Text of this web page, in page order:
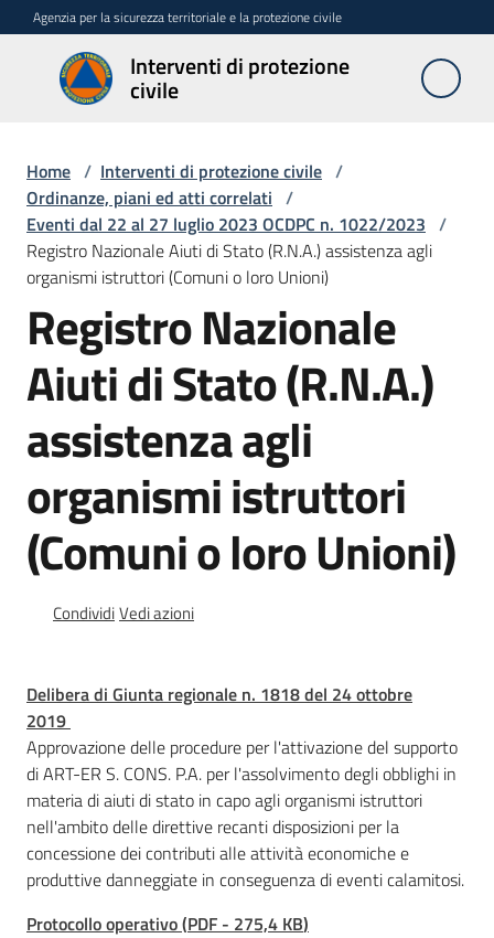
Vai al contenuto
Vai alla navigazione
Vai al footer
Agenzia per la sicurezza territoriale e la protezione civile
Interventi di protezione
civile
Interventi
di
civile
Interventi
urgenti
art.
10
L.R
n.
di
crisi
regionale
Stati
nazionali
Menu selezionato
Controlli
a
campione
M
a
p
Home / Interventi di protezione civile /
Ordinanze, piani ed atti correlati /
Eventi dal 22 al 27 luglio 2023 OCDPC n. 1022/2023 /
Registro Nazionale Aiuti di Stato (R.N.A.) assistenza agli
organismi istruttori (Comuni o loro Unioni)
Registro Nazionale
Aiuti di Stato (R.N.A.)
assistenza agli
organismi istruttori
(Comuni o loro Unioni)
CondividiVedi azioni
Delibera di Giunta regionale n. 1818 del 24 ottobre
2019
Approvazione delle procedure per l'attivazione del supporto
di ART-ER S. CONS. P.A. per l'assolvimento degli obblighi in
materia di aiuti di stato in capo agli organismi istruttori
nell'ambito delle direttive recanti disposizioni per la
concessione dei contributi alle attività economiche e
produttive danneggiate in conseguenza di eventi calamitosi.
Protocollo operativo(PDF - 275,4 KB)